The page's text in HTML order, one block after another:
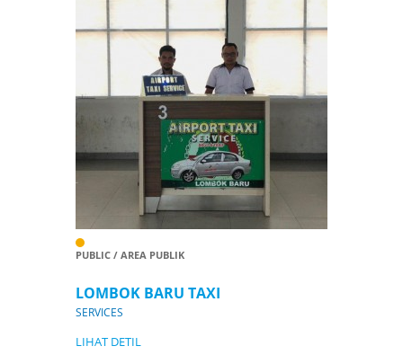
PUBLIC / AREA PUBLIK
LOMBOK BARU TAXI
SERVICES
LIHAT DETIL